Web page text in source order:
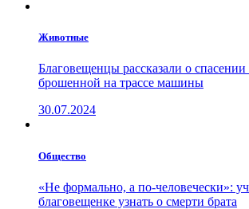
Животные
Благовещенцы рассказали о
брошенной на трассе машины
30.07.2024
Общество
«Не формально, а по-человечески»:
благовещенке узнать о смерти брата